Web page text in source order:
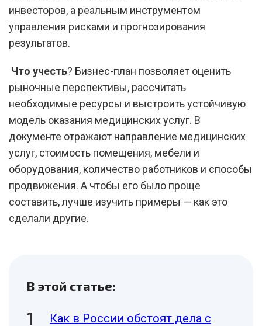
инвесторов, а реальным инструментом
управления рисками и прогнозирования
результатов.
Что учесть? Бизнес-план позволяет оценить
рыночные перспективы, рассчитать
необходимые ресурсы и выстроить устойчивую
модель оказания медицинских услуг. В
документе отражают направление медицинских
услуг, стоимость помещения, мебели и
оборудования, количество работников и способы
продвижения. А чтобы его было проще
составить, лучше изучить примеры — как это
сделали другие.
В этой статье:
Как в России обстоят дела с